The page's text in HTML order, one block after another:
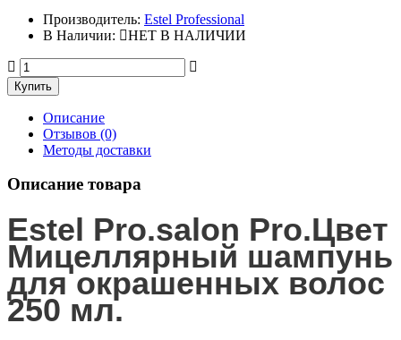
Производитель: Estel Professional
В Наличии:
НЕТ В НАЛИЧИИ
Описание
Отзывов (0)
Методы доставки
Описание товара
Estel Pro.salon Pro.Цвет
Мицеллярный шампунь
для окрашенных волос
250 мл.